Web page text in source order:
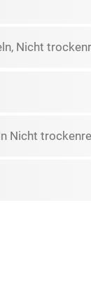
Nicht
Nicht